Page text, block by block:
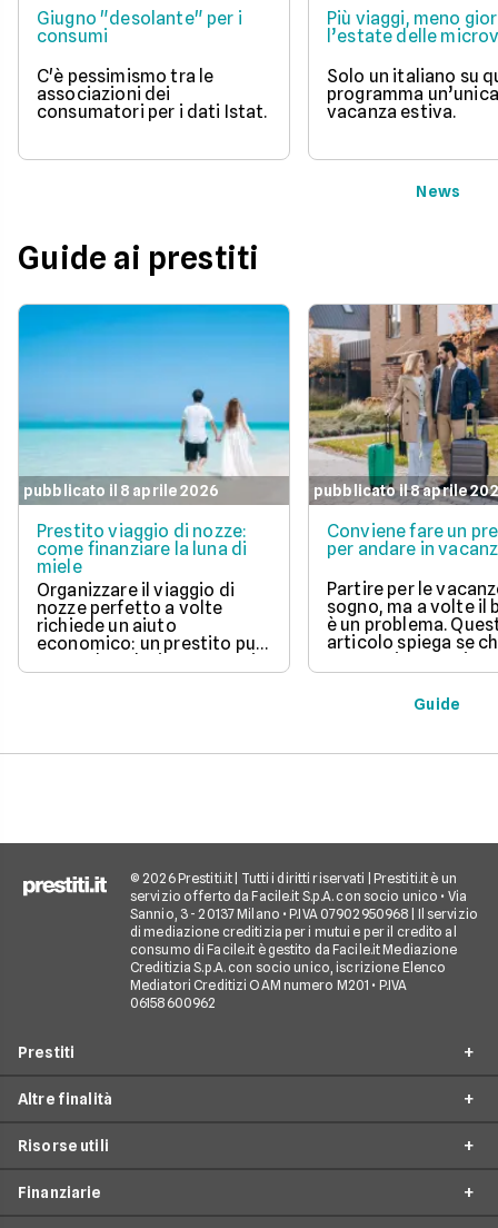
Giugno "desolante" per i
consumi
C'è pessimismo tra le
associazioni dei
consumatori per i dati Istat.
Più viaggi, meno
l’estate delle
Solo un italiano su
programma un’unica
vacanza estiva.
News
Guide ai prestiti
pubblicato il 8 aprile 2026
Prestito viaggio di nozze:
come finanziare la luna di
miele
Organizzare il viaggio di
nozze perfetto a volte
richiede un aiuto
economico: un prestito può
essere la soluzione. Scopri
come funziona, quali tipi ci
pubblicato il 8 aprile
Conviene fare un
per andare in
Partire per le
sogno, ma a volte il
è un problema.
articolo spiega se
un prestito per
una buona idea,
vantaggi come la
di partire subito e
pagare. Scopri
Guide
© 2026 Prestiti.it | Tutti i diritti riservati | Prestiti.it è un
servizio offerto da Facile.it S.p.A. con socio unico • Via
Sannio, 3 - 20137 Milano • P.IVA 07902950968 | Il servizio
di mediazione creditizia per i mutui e per il credito al
consumo di Facile.it è gestito da Facile.it Mediazione
Creditizia S.p.A. con socio unico, iscrizione Elenco
Mediatori Creditizi OAM numero M201 • P.IVA
06158600962
Prestiti
Prestito consolidamento debiti
Prestito casa
Altre finalità
Prestiti arredamento
Risorse utili
Finanziarie